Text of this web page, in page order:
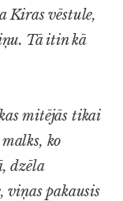
Kiras vēstule,
Tā itin kā
mitējās tikai
ko
dzēla
viņas pakausis